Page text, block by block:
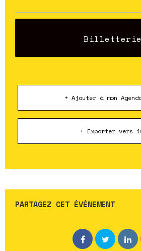
Billetterie
+ Ajouter à mon
+ Exporter vers
PARTAGEZ CET ÉVÉNEMENT